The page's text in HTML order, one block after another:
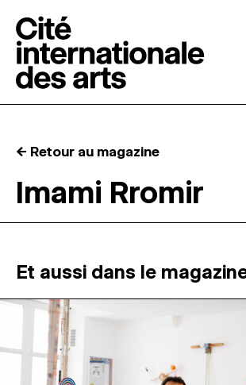
RÉSIDENCES ↓
ATELIERS OUVERTS
PROGRAMMATION
MAGAZINE
← Retour au magazine
Imami Rromir
Et aussi dans le